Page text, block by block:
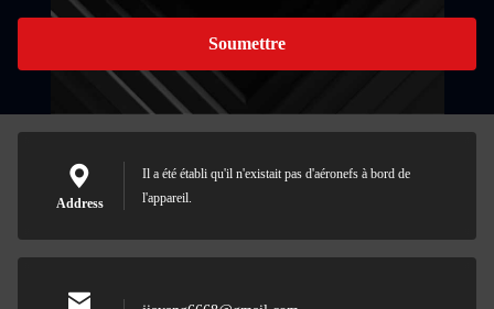
Soumettre
Address
Il a été établi qu'il n'existait pas d'aéronefs à bord de
l'appareil.